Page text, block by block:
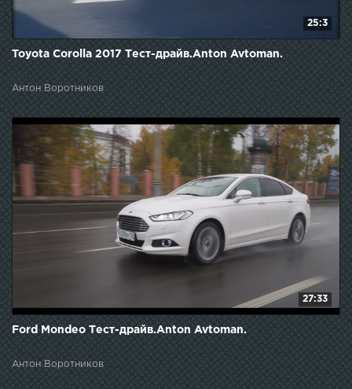
25:3
Toyota Corolla 2017 Тест-драйв.Anton Avtoman.
Антон Воротников
27:33
Ford Mondeo Тест-драйв.Anton Avtoman.
Антон Воротников